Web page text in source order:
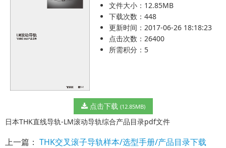
文件大小：12.85MB
下载次数：448
更新时间：2017-06-26 18:18:23
点击次数：26400
所需积分：5
点击下载 (12.85MB)
日本THK直线导轨-LM滚动导轨综合产品目录pdf文件
上一篇： THK交叉滚子导轨样本/选型手册/产品目录下载